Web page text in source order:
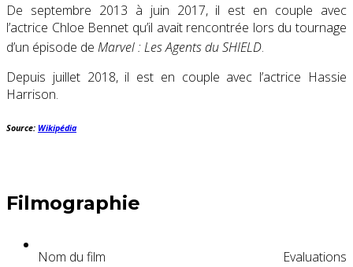
De septembre 2013 à juin 2017, il est en couple avec
l’actrice Chloe Bennet qu’il avait rencontrée lors du tournage
d’un épisode de Marvel : Les Agents du SHIELD.
Depuis juillet 2018, il est en couple avec l’actrice Hassie
Harrison.
Source: Wikipédia
Filmographie
Nom du film
Evaluations